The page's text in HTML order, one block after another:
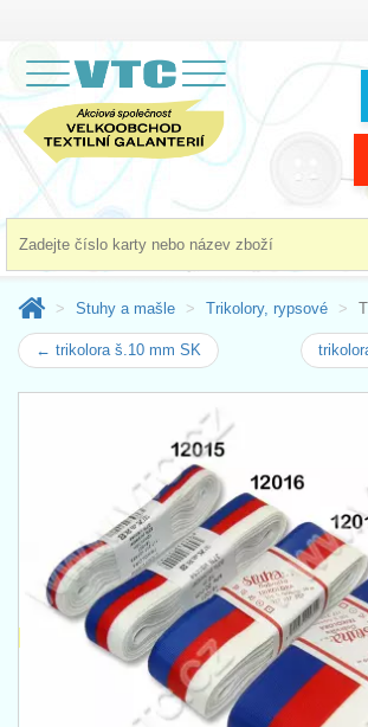
Stuhy a mašle Trikolory, rypsové
← trikolora š.10 mm SK